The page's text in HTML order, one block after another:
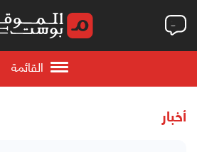
القائمة
أخبار